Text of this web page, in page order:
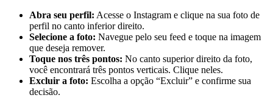
Abra ⁢seu perfil: Acesse o ‌Instagram e ‍clique na sua foto‌ de
perfil no‍ canto⁣ inferior⁢ direito.
Selecione a foto: Navegue pelo ⁣seu ⁤feed e toque na imagem
que deseja remover.
Toque nos⁢ três pontos: No canto⁢ superior direito da foto,
você encontrará três pontos verticais. Clique neles.
Excluir a foto: Escolha ⁢a opção⁢ “Excluir”⁣ e confirme sua
decisão.